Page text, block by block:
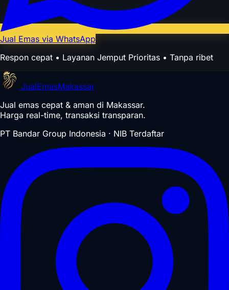
Jual Emas via WhatsApp
Respon cepat • Layanan Jemput Prioritas • Tanpa ribet
JualEmasMakassar
Jual emas cepat & aman di Makassar.
Harga real-time, transaksi transparan.
PT Bandar Group Indonesia · NIB Terdaftar